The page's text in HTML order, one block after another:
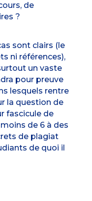
de
?
sont clairs (le
ni références),
un vaste
pour preuve
lesquels rentre
la question de
fascicule de
de 6 à des
de plagiat
de quoi il